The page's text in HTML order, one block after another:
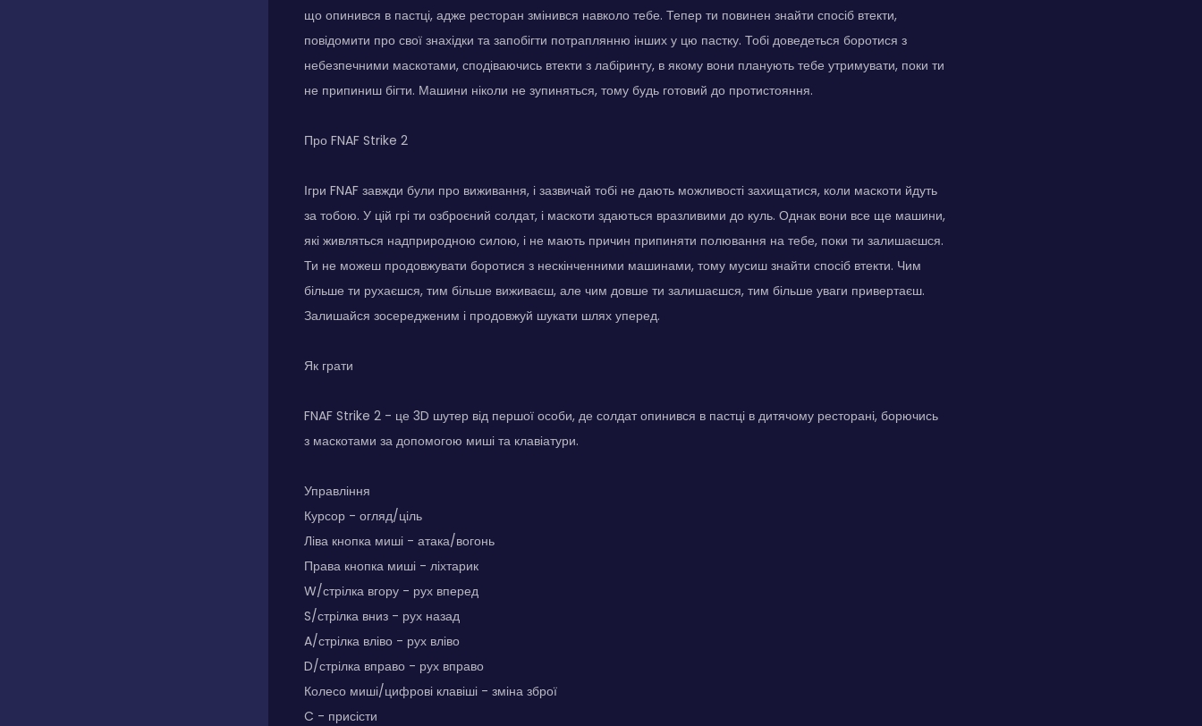
що опинився в пастці, адже ресторан змінився навколо тебе. Тепер ти повинен знайти спосіб втекти,
повідомити про свої знахідки та запобігти потраплянню інших у цю пастку. Тобі доведеться боротися з
небезпечними маскотами, сподіваючись втекти з лабіринту, в якому вони планують тебе утримувати, поки ти
не припиниш бігти. Машини ніколи не зупиняться, тому будь готовий до протистояння.
Про FNAF Strike 2
Ігри FNAF завжди були про виживання, і зазвичай тобі не дають можливості захищатися, коли маскоти йдуть
за тобою. У цій грі ти озброєний солдат, і маскоти здаються вразливими до куль. Однак вони все ще машини,
які живляться надприродною силою, і не мають причин припиняти полювання на тебе, поки ти залишаєшся.
Ти не можеш продовжувати боротися з нескінченними машинами, тому мусиш знайти спосіб втекти. Чим
більше ти рухаєшся, тим більше виживаєш, але чим довше ти залишаєшся, тим більше уваги привертаєш.
Залишайся зосередженим і продовжуй шукати шлях уперед.
Як грати
FNAF Strike 2 - це 3D шутер від першої особи, де солдат опинився в пастці в дитячому ресторані, борючись
з маскотами за допомогою миші та клавіатури.
Управління
Курсор - огляд/ціль
Ліва кнопка миші - атака/вогонь
Права кнопка миші - ліхтарик
W/стрілка вгору - рух вперед
S/стрілка вниз - рух назад
A/стрілка вліво - рух вліво
D/стрілка вправо - рух вправо
Колесо миші/цифрові клавіші - зміна зброї
C - присісти